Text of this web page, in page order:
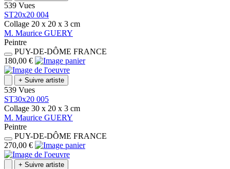
539 Vues
ST20x20 004
Collage 20 x 20 x 3 cm
M. Maurice GUERY
Peintre
PUY-DE-DÔME FRANCE
180,00 €
+ Suivre artiste
539 Vues
ST30x20 005
Collage 30 x 20 x 3 cm
M. Maurice GUERY
Peintre
PUY-DE-DÔME FRANCE
270,00 €
+ Suivre artiste